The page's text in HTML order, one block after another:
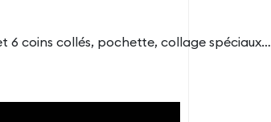
6 coins collés, pochette, collage spéciaux…